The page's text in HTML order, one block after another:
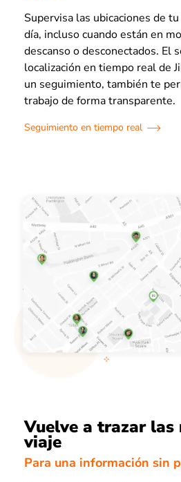
Supervisa las ubicaciones de
día, incluso cuando están en
descanso o desconectados. El
localización en tiempo real de
un seguimiento, también te
trabajo de forma transparente.
Seguimiento en tiempo real
Vuelve a trazar las
viaje
Para una información sin